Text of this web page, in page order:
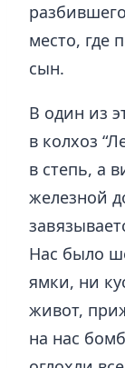
место, где
сын.
В один из
в колхоз
в степь, а
железной
Нас было
ямки, ни
живот,
на нас